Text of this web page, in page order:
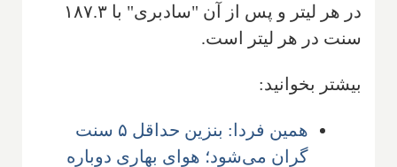
در هر لیتر و پس از آن "سادبری" با ۱۸۷.۳
سنت در هر لیتر است.
بیشتر بخوانید:
همین فردا: بنزین حداقل ۵ سنت
گران می‌شود؛ هوای بهاری دوباره